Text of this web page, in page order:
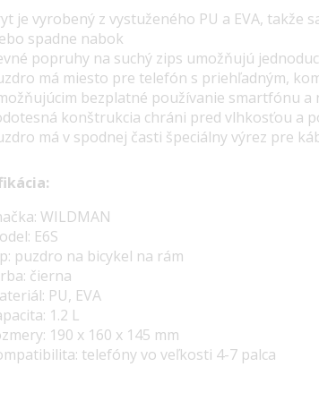
je vyrobený z vystuženého PU a EVA, takže
spadne nabok
popruhy na suchý zips umožňujú
má miesto pre telefón s priehľadným,
bezplatné používanie smartfónu a
konštrukcia chráni pred vlhkosťou a
má v spodnej časti špeciálny výrez pre
WILDMAN
E6S
puzdro na bicykel na rám
čierna
PU, EVA
1.2 L
190 x 160 x 145 mm
telefóny vo veľkosti 4-7 palca